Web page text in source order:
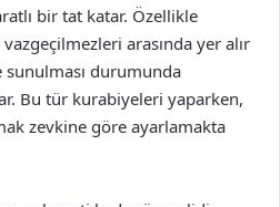
bir tat katar. Özellikle
arasında yer alır
sunulması durumunda
Bu tür kurabiyeleri yaparken,
zevkine göre ayarlamakta